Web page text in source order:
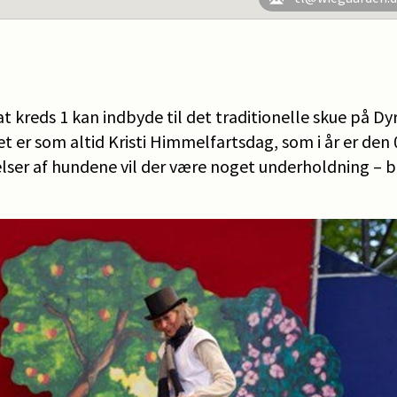
kreds 1 kan indbyde til det traditionelle skue på
er som altid Kristi Himmelfartsdag, som i år er den
af hundene vil der være noget underholdning –